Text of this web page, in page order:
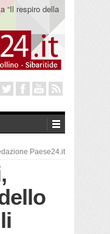
“Il respiro della
Paese24.it